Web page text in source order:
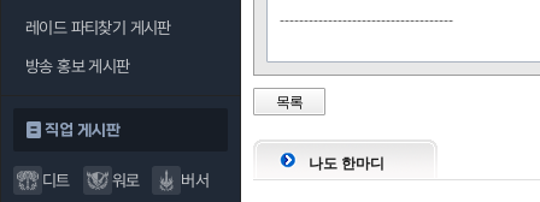
레이드 파티찾기 게시판
방송 홍보 게시판
직업 게시판
디트 워로
버서
------------------------------------
목록
나도 한마디